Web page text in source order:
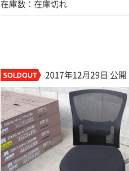
在庫数：在庫切れ
2017年12月29日 公開